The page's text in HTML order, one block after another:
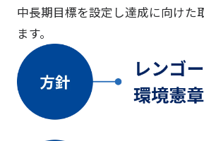
中長期目標を設定し達成に向けた
ます。